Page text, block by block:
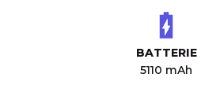
BATTERIE
5110 mAh